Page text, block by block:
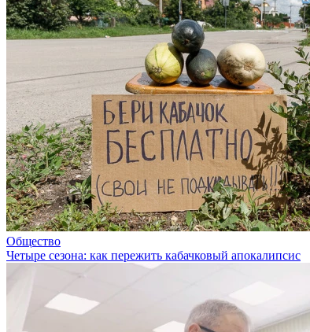
Общество
Четыре сезона: как пережить кабачковый апокалипсис